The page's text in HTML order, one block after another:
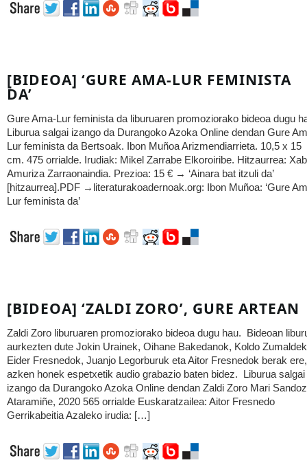
[BIDEOA] ‘GURE AMA-LUR FEMINISTA
DA’
Gure Ama-Lur feminista da liburuaren promoziorako bideoa dugu
Liburua salgai izango da Durangoko Azoka Online dendan Gure
Lur feminista da Bertsoak. Ibon Muñoa Arizmendiarrieta. 10,5 x 15
cm. 475 orrialde. Irudiak: Mikel Zarrabe Elkoroiribe. Hitzaurrea:
Amuriza Zarraonaindia. Prezioa: 15 € → ‘Ainara bat itzuli da’
[hitzaurrea].PDF →literaturakoadernoak.org: Ibon Muñoa: ‘Gure
Lur feminista da’
[BIDEOA] ‘ZALDI ZORO’, GURE ARTEAN
Zaldi Zoro liburuaren promoziorako bideoa dugu hau. Bideoan
aurkezten dute Jokin Urainek, Oihane Bakedanok, Koldo
Eider Fresnedok, Juanjo Legorburuk eta Aitor Fresnedok berak ere,
azken honek espetxetik audio grabazio baten bidez. Liburua salgai
izango da Durangoko Azoka Online dendan Zaldi Zoro Mari Sandoz
Ataramiñe, 2020 565 orrialde Euskaratzailea: Aitor Fresnedo
Gerrikabeitia Azaleko irudia: […]